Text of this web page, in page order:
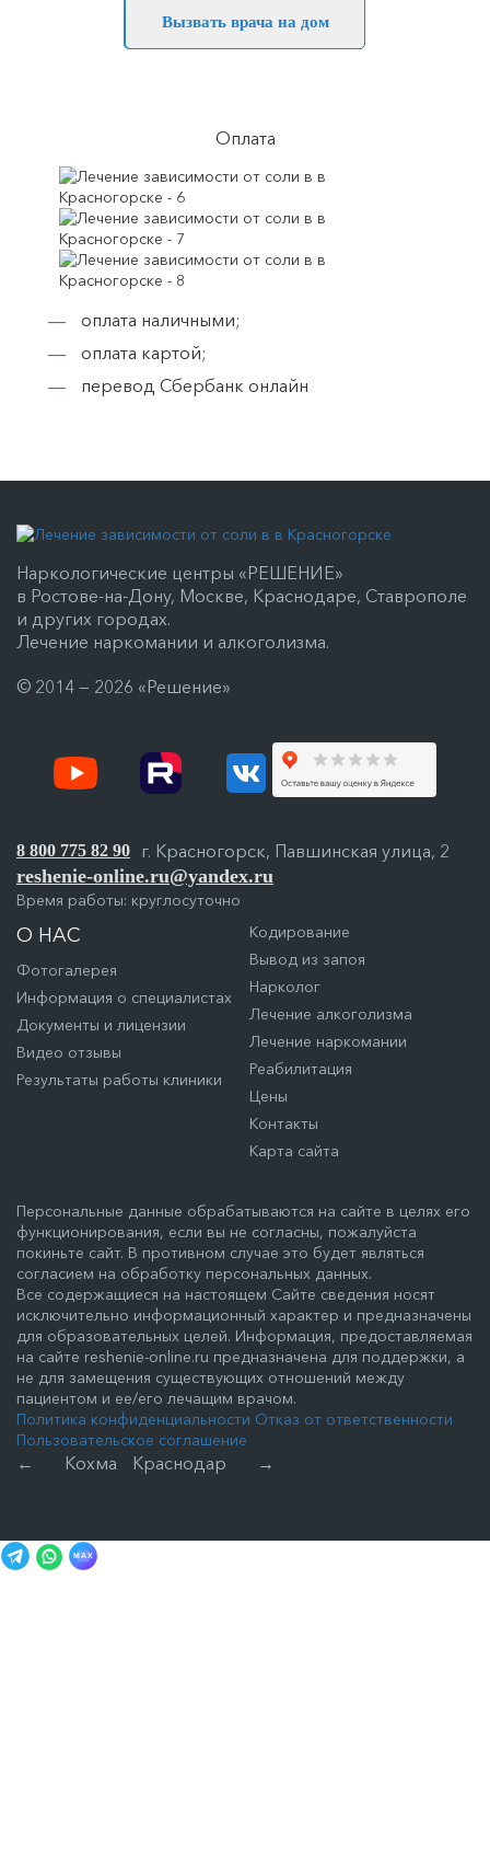
Вызвать врача на дом
Оплата
оплата наличными;
оплата картой;
перевод Сбербанк онлайн
Наркологические центры «РЕШЕНИЕ»
в Ростове-на-Дону, Москве, Краснодаре, Ставрополе
и других городах.
Лечение наркомании и алкоголизма.
© 2014 — 2026 «Решение»
О НАС
Фотогалерея
Информация о специалистах
Документы и лицензии
Видео отзывы
Результаты работы клиники
Кодирование
Вывод из запоя
Нарколог
Лечение алкоголизма
Лечение наркомании
Реабилитация
Цены
Контакты
Карта сайта
8 800 775 82 90
г. Красногорск, Павшинская улица, 2
reshenie-online.ru@yandex.ru
Время работы: круглосуточно
Персональные данные обрабатываются на сайте в целях его
функционирования, если вы не согласны, пожалуйста
покиньте сайт. В противном случае это будет являться
согласием на обработку персональных данных.
Все содержащиеся на настоящем Сайте сведения носят
исключительно информационный характер и предназначены
для образовательных целей. Информация, предоставляемая
на сайте reshenie-online.ru предназначена для поддержки, а
не для замещения существующих отношений между
пациентом и ее/его лечащим врачом.
Политика конфиденциальности Отказ от ответственности
Пользовательское соглашение
← Кохма Краснодар →
MAX